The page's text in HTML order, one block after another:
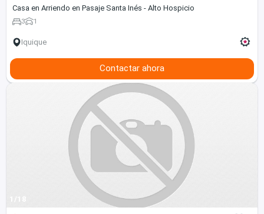
Casa en Arriendo en Pasaje Santa Inés - Alto Hospicio
3 1
Iquique
Contactar ahora
1/18